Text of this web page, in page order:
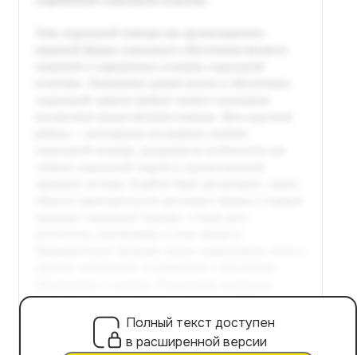
Полный текст доступен
в расширенной версии